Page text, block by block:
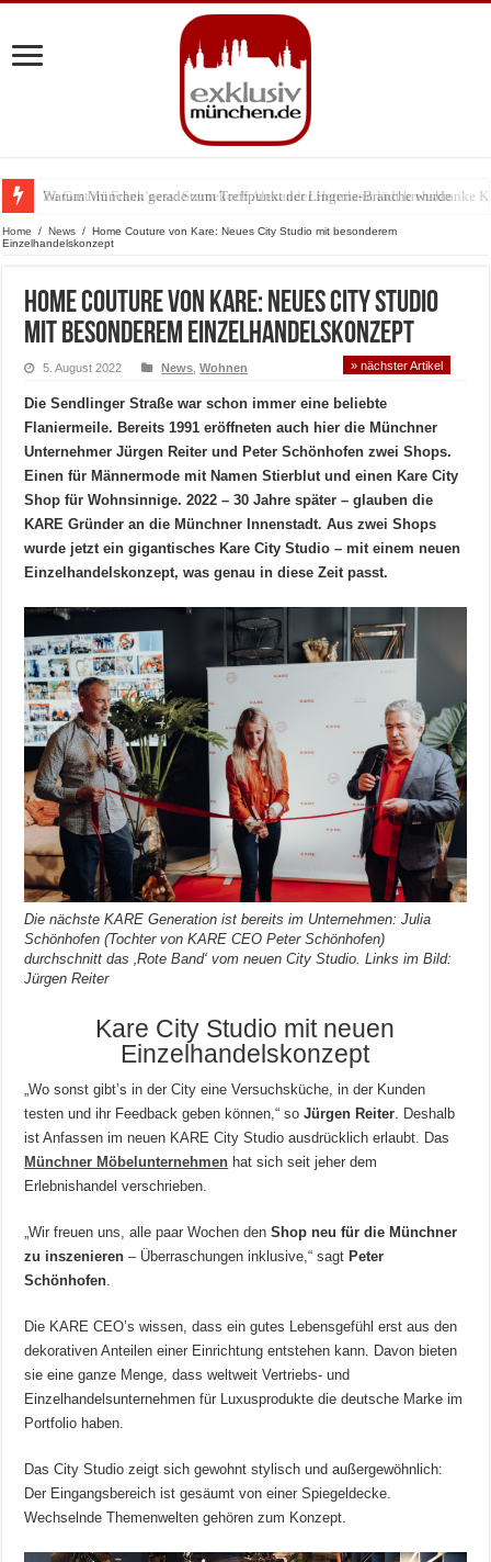
Warum München gerade zum Treffpunkt der Lingerie-Branche wurde
Home / News / Home Couture von Kare: Neues City Studio mit besonderem
Einzelhandelskonzept
Home Couture von Kare: Neues City Studio
mit besonderem Einzelhandelskonzept
5. August 2022 News ,Wohnen » nächster Artikel
Die Sendlinger Straße war schon immer eine beliebte
Flaniermeile. Bereits 1991 eröffneten auch hier die Münchner
Unternehmer Jürgen Reiter und Peter Schönhofen zwei Shops.
Einen für Männermode mit Namen Stierblut und einen Kare City
Shop für Wohnsinnige. 2022 – 30 Jahre später – glauben die
KARE Gründer an die Münchner Innenstadt. Aus zwei Shops
wurde jetzt ein gigantisches Kare City Studio – mit einem neuen
Einzelhandelskonzept, was genau in diese Zeit passt.
Die nächste KARE Generation ist bereits im Unternehmen: Julia
Schönhofen (Tochter von KARE CEO Peter Schönhofen)
durchschnitt das ‚Rote Band‘ vom neuen City Studio. Links im Bild:
Jürgen Reiter
Kare City Studio mit neuen
Einzelhandelskonzept
„Wo sonst gibt’s in der City eine Versuchsküche, in der Kunden
testen und ihr Feedback geben können,“ soJürgen Reiter . Deshalb
ist Anfassen im neuen KARE City Studio ausdrücklich erlaubt. Das
Münchner Möbelunternehmen hat sich seit jeher dem
Erlebnishandel verschrieben.
„Wir freuen uns, alle paar Wochen denShop neu für die Münchner
zu inszenieren – Überraschungen inklusive,“ sagtPeter
Schönhofen
Die KARE CEO’s wissen, dass ein gutes Lebensgefühl erst aus den
dekorativen Anteilen einer Einrichtung entstehen kann. Davon bieten
sie eine ganze Menge, dass weltweit Vertriebs- und
Einzelhandelsunternehmen für Luxusprodukte die deutsche Marke im
Portfolio haben.
Das City Studio zeigt sich gewohnt stylisch und außergewöhnlich:
Der Eingangsbereich ist gesäumt von einer Spiegeldecke.
Wechselnde Themenwelten gehören zum Konzept.